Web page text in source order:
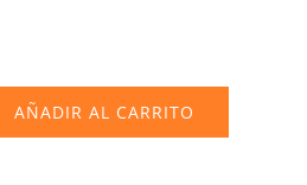
AÑADIR AL CARRITO